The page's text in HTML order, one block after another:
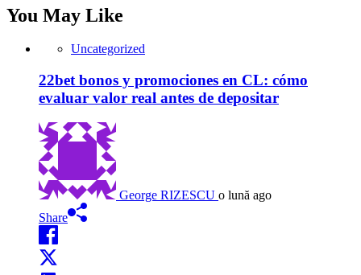
You May Like
Uncategorized
22bet bonos y promociones en CL: cómo
evaluar valor real antes de depositar
George RIZESCU o lună ago
Share